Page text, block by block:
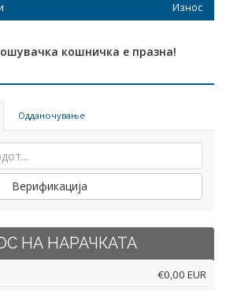
Износ
кошничка е празна!
Одданочување
Верификација
НА НАРАЧКАТА
€0,00 EUR